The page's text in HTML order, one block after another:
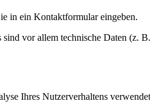
in ein Kontaktformular eingeben.
vor allem technische Daten (z.
Ihres Nutzerverhaltens